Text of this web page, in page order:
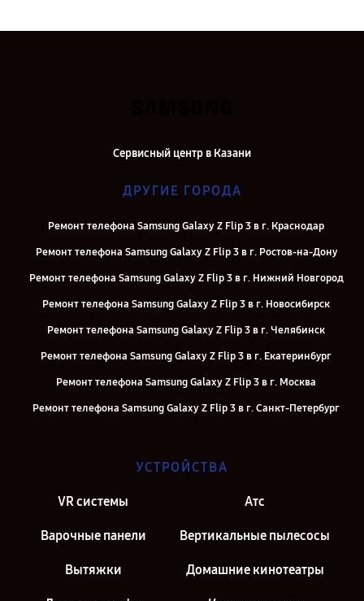
Сервисный центр в Казани
ДРУГИЕ ГОРОДА
Ремонт телефона Samsung Galaxy Z Flip 3 в г. Краснодар
Ремонт телефона Samsung Galaxy Z Flip 3 в г. Ростов-на-Дону
Ремонт телефона Samsung Galaxy Z Flip 3 в г. Нижний Новгород
Ремонт телефона Samsung Galaxy Z Flip 3 в г. Новосибирск
Ремонт телефона Samsung Galaxy Z Flip 3 в г. Челябинск
Ремонт телефона Samsung Galaxy Z Flip 3 в г. Екатеринбург
Ремонт телефона Samsung Galaxy Z Flip 3 в г. Москва
Ремонт телефона Samsung Galaxy Z Flip 3 в г. Санкт-Петербург
УСТРОЙСТВА
VR системы Атс
Варочные панели Вертикальные пылесосы
Вытяжки Домашние кинотеатры